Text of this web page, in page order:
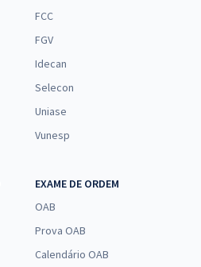
FCC
FGV
Idecan
Selecon
Uniase
Vunesp
EXAME DE ORDEM
OAB
Prova OAB
Calendário OAB